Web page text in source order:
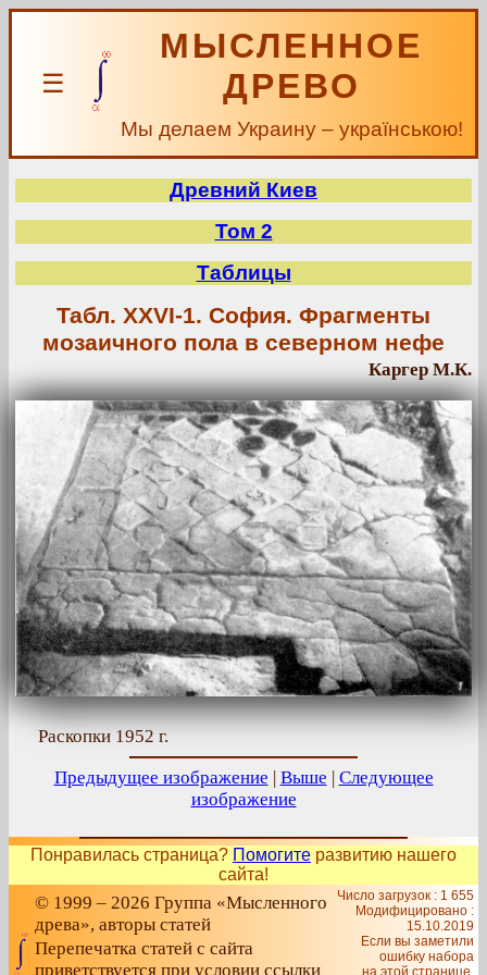
☰
МЫСЛЕННОЕ
ДРЕВО
Мы делаем Украину – українською!
Древний Киев
Том 2
Таблицы
Табл. XXVI-1. София. Фрагменты
мозаичного пола в северном нефе
Каргер М.К.
Раскопки 1952 г.
Предыдущее изображение | Выше | Следующее
изображение
Понравилась страница? Помогите развитию нашего
сайта!
© 1999 – 2026 Группа «Мысленного
древа», авторы статей
Перепечатка статей с сайта
приветствуется при условии ссылки
Число загрузок : 1 655
Модифицировано :
15.10.2019
Если вы заметили
ошибку набора
на этой странице,